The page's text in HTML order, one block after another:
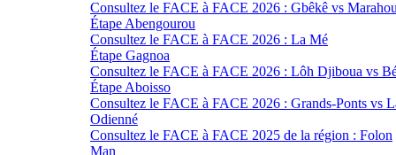
Consultez le FACE à FACE 2026 : Gbêkê vs
Étape Abengourou
Consultez le FACE à FACE 2026 : La Mé
Étape Gagnoa
Consultez le FACE à FACE 2026 : Lôh Djiboua vs
Étape Aboisso
Consultez le FACE à FACE 2026 : Grands-Ponts vs
Odienné
Consultez le FACE à FACE 2025 de la région : Folon
Man